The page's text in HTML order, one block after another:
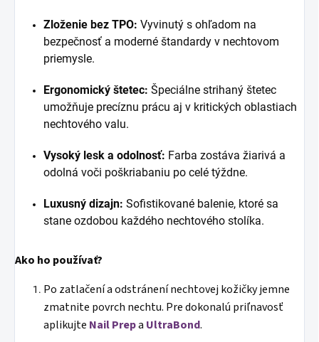
Zloženie bez TPO: Vyvinutý s ohľadom na
bezpečnosť a moderné štandardy v nechtovom
priemysle.
Ergonomický štetec: Špeciálne strihaný štetec
umožňuje precíznu prácu aj v kritických oblastiach
nechtového valu.
Vysoký lesk a odolnosť: Farba zostáva žiarivá a
odolná voči poškriabaniu po celé týždne.
Luxusný dizajn: Sofistikované balenie, ktoré sa
stane ozdobou každého nechtového stolíka.
Ako ho používať?
Po zatlačení a odstránení nechtovej kožičky jemne
zmatnite povrch nechtu. Pre dokonalú priľnavosť
aplikujte Nail Prepa UltraBond.